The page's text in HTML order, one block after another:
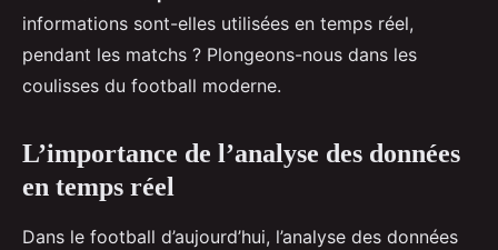
informations sont-elles utilisées en temps réel,
pendant les matchs ? Plongeons-nous dans les
coulisses du football moderne.
L’importance de l’analyse des données
en temps réel
Dans le football d’aujourd’hui, l’analyse des données